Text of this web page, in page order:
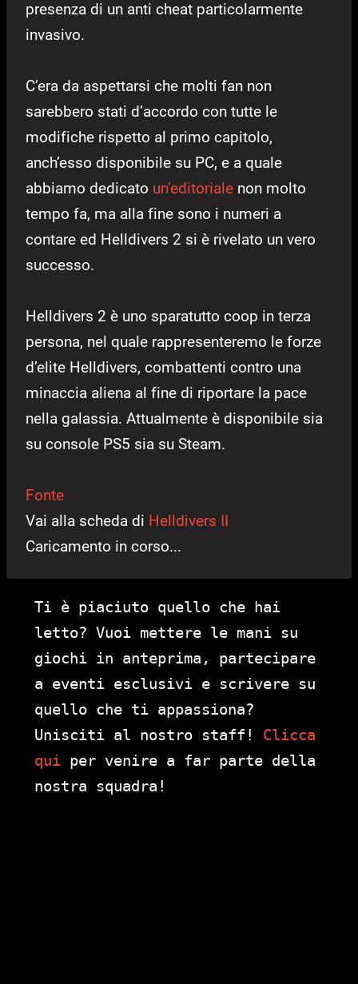
presenza di un anti cheat particolarmente
invasivo.
C’era da aspettarsi che molti fan non
sarebbero stati d’accordo con tutte le
modifiche rispetto al primo capitolo,
anch’esso disponibile su PC, e a quale
abbiamo dedicato un’editoriale non molto
tempo fa, ma alla fine sono i numeri a
contare ed Helldivers 2 si è rivelato un vero
successo.
Helldivers 2 è uno sparatutto coop in terza
persona, nel quale rappresenteremo le forze
d’elite Helldivers, combattenti contro una
minaccia aliena al fine di riportare la pace
nella galassia. Attualmente è disponibile sia
su console PS5 sia su Steam.
Fonte
Vai alla scheda di Helldivers II
Caricamento in corso...
Ti è piaciuto quello che hai
letto? Vuoi mettere le mani su
giochi in anteprima, partecipare
a eventi esclusivi e scrivere su
quello che ti appassiona?
Unisciti al nostro staff! Clicca
qui per venire a far parte della
nostra squadra!